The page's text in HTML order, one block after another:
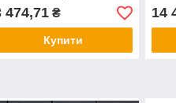
474,71₴
Купити
14